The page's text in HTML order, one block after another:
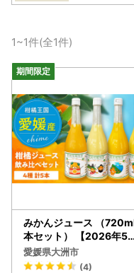
1~1件(全1件)
みかんジュース （
本セット） 【2026年5
下旬から順次発送】 みか
んジュース [AGBW005]
愛媛県大洲市
(4)